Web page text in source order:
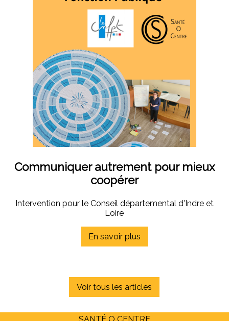
Communiquer autrement pour mieux
coopérer
Intervention pour le Conseil départemental d'Indre et
Loire
En savoir plus
Voir tous les articles